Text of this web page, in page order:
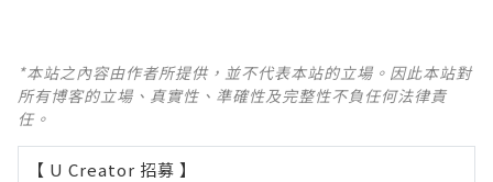
*本站之內容由作者所提供，並不代表本站的立場。因此本站對
所有博客的立場、真實性、準確性及完整性不負任何法律責
任。
【 U Creator 招募 】